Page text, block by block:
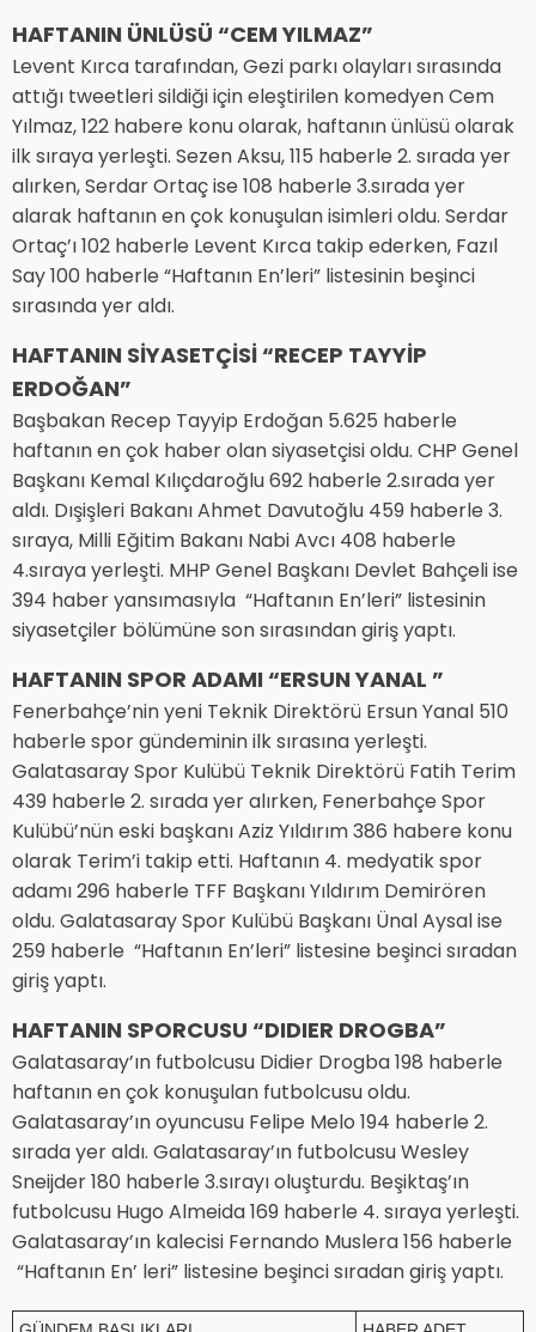
HAFTANIN ÜNLÜSÜ “CEM YILMAZ”
Levent Kırca tarafından, Gezi parkı olayları sırasında
attığı tweetleri sildiği için eleştirilen komedyen Cem
Yılmaz, 122 habere konu olarak, haftanın ünlüsü olarak
ilk sıraya yerleşti. Sezen Aksu, 115 haberle 2. sırada yer
alırken, Serdar Ortaç ise 108 haberle 3.sırada yer
alarak haftanın en çok konuşulan isimleri oldu. Serdar
Ortaç’ı 102 haberle Levent Kırca takip ederken, Fazıl
Say 100 haberle “Haftanın En’leri” listesinin beşinci
sırasında yer aldı.
HAFTANIN SİYASETÇİSİ “RECEP TAYYİP
ERDOĞAN”
Başbakan Recep Tayyip Erdoğan 5.625 haberle
haftanın en çok haber olan siyasetçisi oldu. CHP Genel
Başkanı Kemal Kılıçdaroğlu 692 haberle 2.sırada yer
aldı. Dışişleri Bakanı Ahmet Davutoğlu 459 haberle 3.
sıraya, Milli Eğitim Bakanı Nabi Avcı 408 haberle
4.sıraya yerleşti. MHP Genel Başkanı Devlet Bahçeli ise
394 haber yansımasıyla “Haftanın En’leri” listesinin
siyasetçiler bölümüne son sırasından giriş yaptı.
HAFTANIN SPOR ADAMI “ERSUN YANAL ”
Fenerbahçe’nin yeni Teknik Direktörü Ersun Yanal 510
haberle spor gündeminin ilk sırasına yerleşti.
Galatasaray Spor Kulübü Teknik Direktörü Fatih Terim
439 haberle 2. sırada yer alırken, Fenerbahçe Spor
Kulübü’nün eski başkanı Aziz Yıldırım 386 habere konu
olarak Terim’i takip etti. Haftanın 4. medyatik spor
adamı 296 haberle TFF Başkanı Yıldırım Demirören
oldu. Galatasaray Spor Kulübü Başkanı Ünal Aysal ise
259 haberle “Haftanın En’leri” listesine beşinci sıradan
giriş yaptı.
HAFTANIN SPORCUSU “DIDIER DROGBA”
Galatasaray’ın futbolcusu Didier Drogba 198 haberle
haftanın en çok konuşulan futbolcusu oldu.
Galatasaray’ın oyuncusu Felipe Melo 194 haberle 2.
sırada yer aldı. Galatasaray’ın futbolcusu Wesley
Sneijder 180 haberle 3.sırayı oluşturdu. Beşiktaş’ın
futbolcusu Hugo Almeida 169 haberle 4. sıraya yerleşti.
Galatasaray’ın kalecisi Fernando Muslera 156 haberle
“Haftanın En’ leri” listesine beşinci sıradan giriş yaptı.